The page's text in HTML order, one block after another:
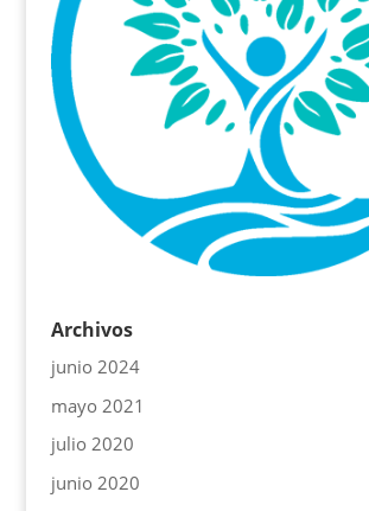
Archivos
junio 2024
mayo 2021
julio 2020
junio 2020